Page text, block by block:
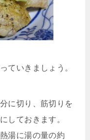
ていきましょう。
に切り、筋切りを
しておきます。
湯に湯の量の約